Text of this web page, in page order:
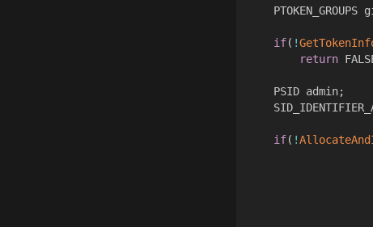
PTOKEN_GROUPS
if( !
return
	PSID admin
;
if( !